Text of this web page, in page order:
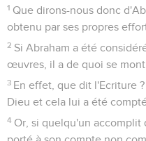
1 Que dirons-nous donc
obtenu par ses propres
2 Si Abraham a été
œuvres, il a de quoi se
3 En effet, que dit l'Ecriture
Dieu et cela lui a été
4 Or, si quelqu'un accomplit